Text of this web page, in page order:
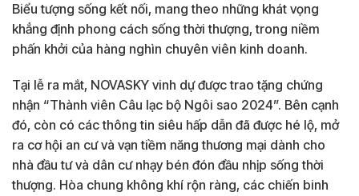
Biểu tượng sống kết nối, mang theo những khát vọng
khẳng định phong cách sống thời thượng, trong niềm
phấn khởi của hàng nghìn chuyên viên kinh doanh.
Tại lễ ra mắt, NOVASKY vinh dự được trao tặng chứng
nhận “Thành viên Câu lạc bộ Ngôi sao 2024”. Bên cạnh
đó, còn có các thông tin siêu hấp dẫn đã được hé lộ, mở
ra cơ hội an cư và vạn tiềm năng thương mại dành cho
nhà đầu tư và dân cư nhạy bén đón đầu nhịp sống thời
thượng. Hòa chung không khí rộn ràng, các chiến binh